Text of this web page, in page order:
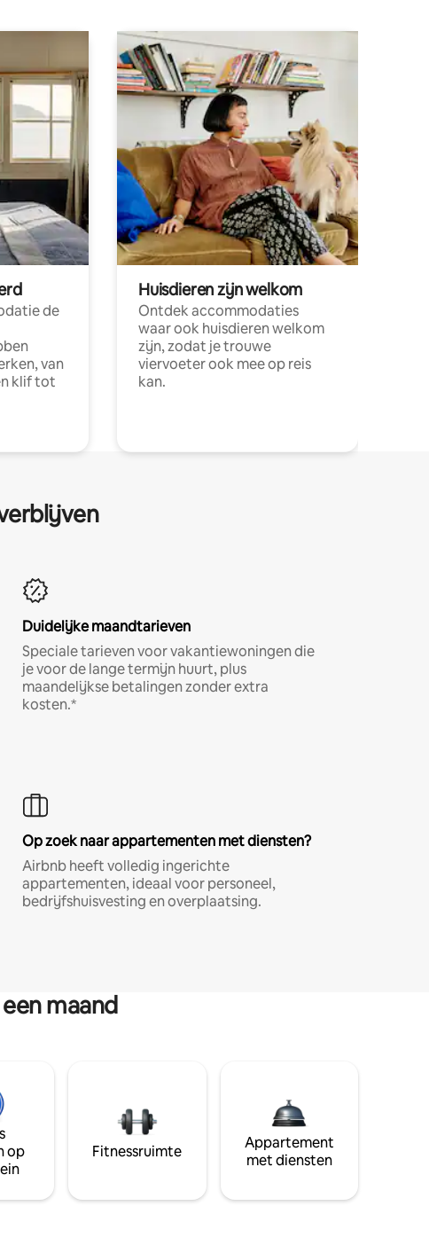
de
van
klif tot
Huisdieren zijn welkom
Ontdek accommodaties
waar ook huisdieren welkom
zijn, zodat je trouwe
viervoeter ook mee op reis
kan.
Duidelijke maandtarieven
Speciale tarieven voor vakantiewoningen die
je voor de lange termijn huurt, plus
maandelijkse betalingen zonder extra
kosten.*
Op zoek naar appartementen met diensten?
Airbnb heeft volledig ingerichte
appartementen, ideaal voor personeel,
bedrijfshuisvesting en overplaatsing.
maand
op
Fitnessruimte
Appartement
met diensten